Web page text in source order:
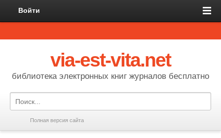
Войти
via-est-vita.net
библиотека электронных книг журналов бесплатно
Полная версия сайта